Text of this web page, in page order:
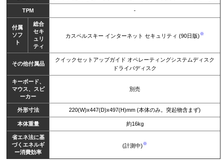
TPM -
付属
ソフ
ト
総合
セキ
ュリ
ティ
カスペルスキー インターネット セキュリティ (90日版) ※
その他付属品
クイックセットアップガイド オペレーティングシステムディスク
ドライバディスク
キーボード、
マウス、スピ
ーカー
別売
外形寸法 220(W)x447(D)x497(H)mm (本体のみ。突起物含まず)
本体重量 約16kg
省エネ法に基
づくエネルギ
ー消費効率
(計測中) ※